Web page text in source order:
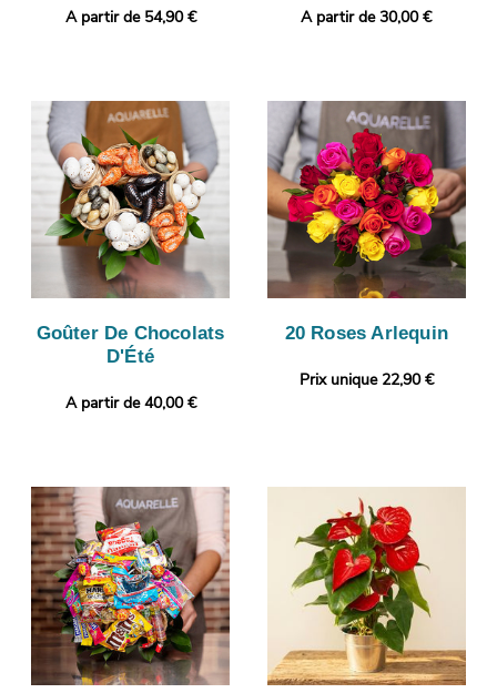
A partir de 54,90 € A partir de 30,00 €
Goûter De Chocolats
D'Été
A partir de 40,00 €
20 Roses Arlequin
Prix unique 22,90 €